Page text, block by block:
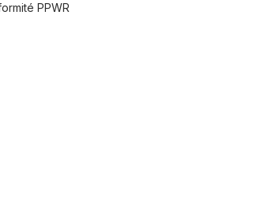
PPWR